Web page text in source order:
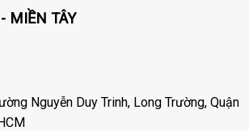
MIỀN TÂY
Nguyễn Duy Trinh, Long Trường, Quận